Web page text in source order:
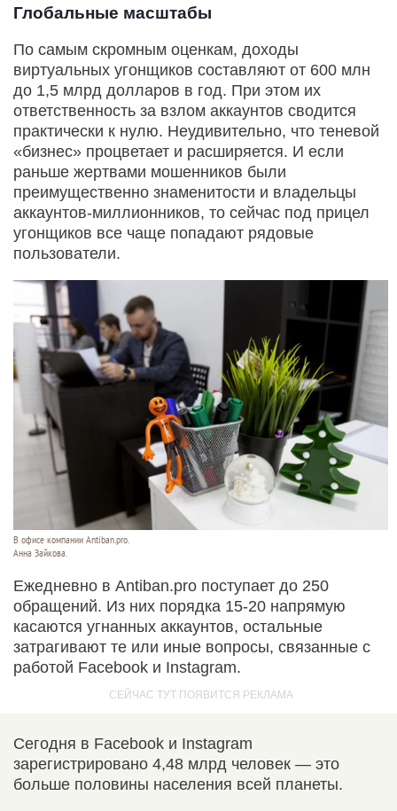
Глобальные масштабы
По самым скромным оценкам, доходы
виртуальных угонщиков составляют от 600 млн
до 1,5 млрд долларов в год. При этом их
ответственность за взлом аккаунтов сводится
практически к нулю. Неудивительно, что теневой
«бизнес» процветает и расширяется. И если
раньше жертвами мошенников были
преимущественно знаменитости и владельцы
аккаунтов-миллионников, то сейчас под прицел
угонщиков все чаще попадают рядовые
пользователи.
В офисе компании Antiban.pro.
Анна Зайкова.
Ежедневно в Antiban.pro поступает до 250
обращений. Из них порядка 15-20 напрямую
касаются угнанных аккаунтов, остальные
затрагивают те или иные вопросы, связанные с
работой Facebook и Instagram.
Сегодня в Facebook и Instagram
зарегистрировано 4,48 млрд человек — это
больше половины населения всей планеты.